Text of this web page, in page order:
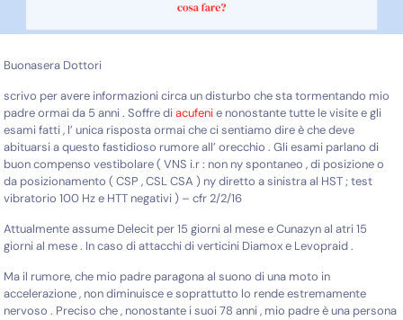
Buonasera Dottori
scrivo per avere informazioni circa un disturbo che sta tormentando mio
padre ormai da 5 anni . Soffre diacufenie nonostante tutte le visite e gli
esami fatti , l’ unica risposta ormai che ci sentiamo dire è che deve
abituarsi a questo fastidioso rumore all’ orecchio . Gli esami parlano di
buon compenso vestibolare ( VNS i.r : non ny spontaneo , di posizione o
da posizionamento ( CSP , CSL CSA ) ny diretto a sinistra al HST ; test
vibratorio 100 Hz e HTT negativi ) – cfr 2/2/16
Attualmente assume Delecit per 15 giorni al mese e Cunazyn al atri 15
giorni al mese . In caso di attacchi di verticini Diamox e Levopraid .
Ma il rumore, che mio padre paragona al suono di una moto in
accelerazione , non diminuisce e soprattutto lo rende estremamente
nervoso . Preciso che , nonostante i suoi 78 anni , mio padre è una persona